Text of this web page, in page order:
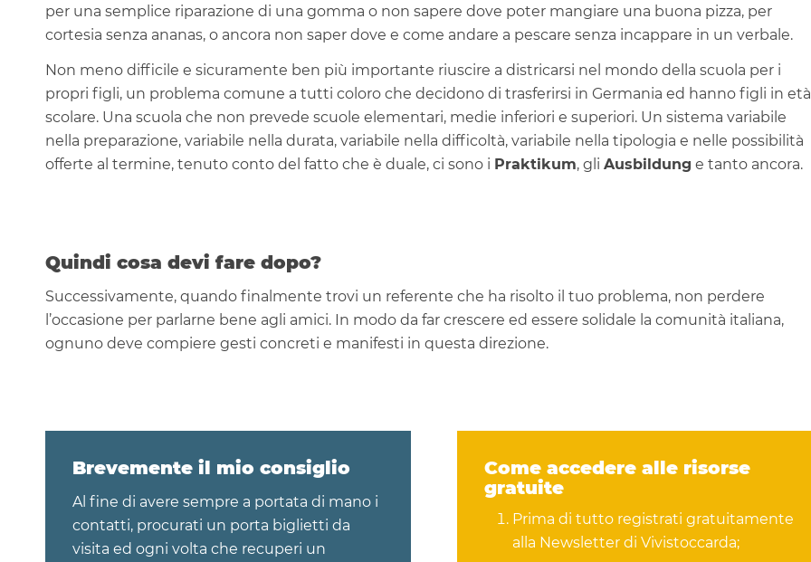
per una semplice riparazione di una gomma o non sapere dove poter mangiare una buona pizza, per
cortesia senza ananas, o ancora non saper dove e come andare a pescare senza incappare in un verbale.
Non meno difficile e sicuramente ben più importante riuscire a districarsi nel mondo della scuola per i
propri figli, un problema comune a tutti coloro che decidono di trasferirsi in Germania ed hanno figli in età
scolare. Una scuola che non prevede scuole elementari, medie inferiori e superiori. Un sistema variabile
nella preparazione, variabile nella durata, variabile nella difficoltà, variabile nella tipologia e nelle possibilità
offerte al termine, tenuto conto del fatto che è duale, ci sono i Praktikum, gli Ausbildung e tanto ancora.
Quindi cosa devi fare dopo?
Successivamente, quando finalmente trovi un referente che ha risolto il tuo problema, non perdere
l’occasione per parlarne bene agli amici. In modo da far crescere ed essere solidale la comunità italiana,
ognuno deve compiere gesti concreti e manifesti in questa direzione.
Brevemente il mio consiglio
Al fine di avere sempre a portata di mano i
contatti, procurati un porta biglietti da
visita ed ogni volta che recuperi un
Come accedere alle risorse
gratuite
Prima di tutto registrati gratuitamente
alla Newsletter di Vivistoccarda;